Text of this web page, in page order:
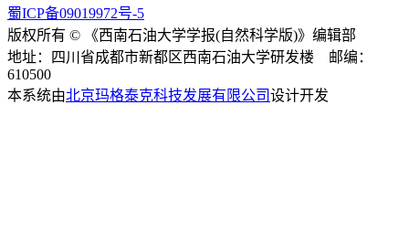
蜀ICP备09019972号-5
版权所有 © 《西南石油大学学报(自然科学版)》编辑部
地址：四川省成都市新都区西南石油大学研发楼 邮编：
610500
本系统由北京玛格泰克科技发展有限公司设计开发